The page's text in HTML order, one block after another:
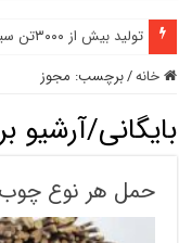
تولید بیش از ۳۰۰۰تن سیب و گلابی در شهرستان کوهسرخ
خانه/برچسب: مجوز
بایگانی/
حمل هر نوع